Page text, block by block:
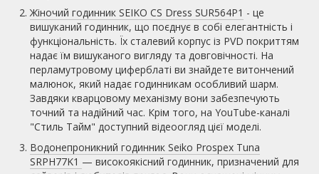
Жіночий годинник SEIKO CS Dress SUR564P1 - це
вишуканий годинник, що поєднує в собі елегантність і
функціональність. Їх сталевий корпус із PVD покриттям
надає їм вишуканого вигляду та довговічності. На
перламутровому циферблаті ви знайдете витончений
малюнок, який надає годинникам особливий шарм.
Завдяки кварцовому механізму вони забезпечують
точний та надійний час. Крім того, на YouTube-каналі
"Стиль Тайм" доступний відеоогляд цієї моделі.
Водонепроникний годинник Seiko Prospex Tuna
SRPH77K1 — високоякісний годинник, призначений для